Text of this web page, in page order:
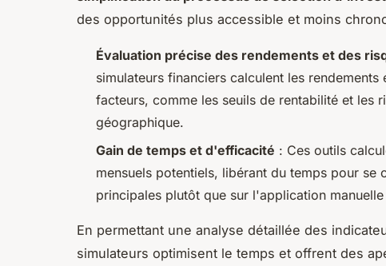
des opportunités plus accessible et moins
Évaluation précise des rendements et des
simulateurs financiers calculent les
facteurs, comme les seuils de rentabilité et les
géographique.
Gain de temps et d'efficacité : Ces outils
mensuels potentiels, libérant du temps pour se
principales plutôt que sur l'application
En permettant une analyse détaillée des
simulateurs optimisent le temps et offrent des